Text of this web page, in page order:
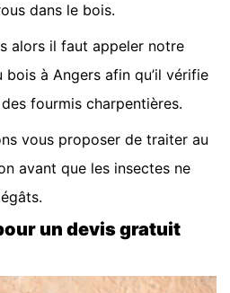
dans le bois.
alors il faut appeler notre
à Angers afin qu’il vérifie
fourmis charpentières.
vous proposer de traiter au
avant que les insectes ne
un devis gratuit